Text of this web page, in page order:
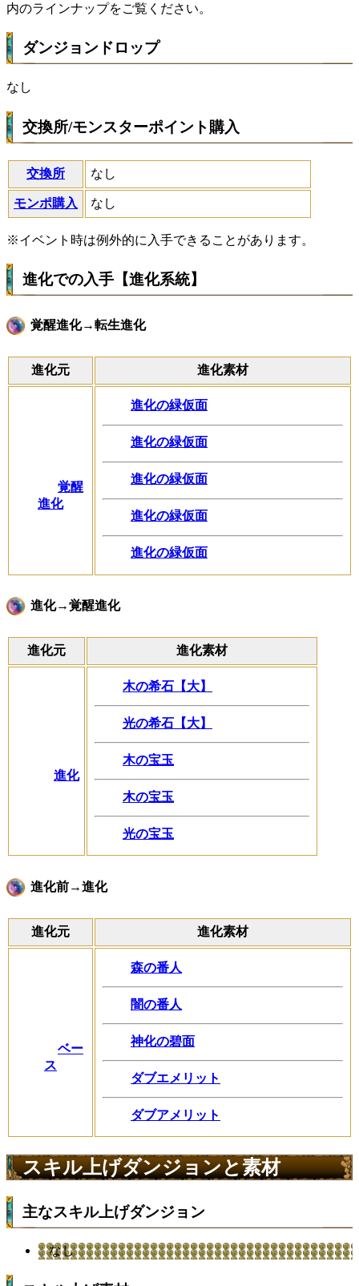
内のラインナップをご覧ください。
ダンジョンドロップ
なし
交換所/モンスターポイント購入
交換所 なし
モンポ購入 なし
※イベント時は例外的に入手できることがあります。
進化での入手【進化系統】
覚醒進化→転生進化
進化元 進化素材
覚醒
進化
進化の緑仮面
進化の緑仮面
進化の緑仮面
進化の緑仮面
進化の緑仮面
進化→覚醒進化
進化元 進化素材
進化
木の希石【大】
光の希石【大】
木の宝玉
木の宝玉
光の宝玉
進化前→進化
進化元 進化素材
ベー
ス
森の番人
闇の番人
神化の碧面
ダブエメリット
ダブアメリット
スキル上げダンジョンと素材
主なスキル上げダンジョン
なし